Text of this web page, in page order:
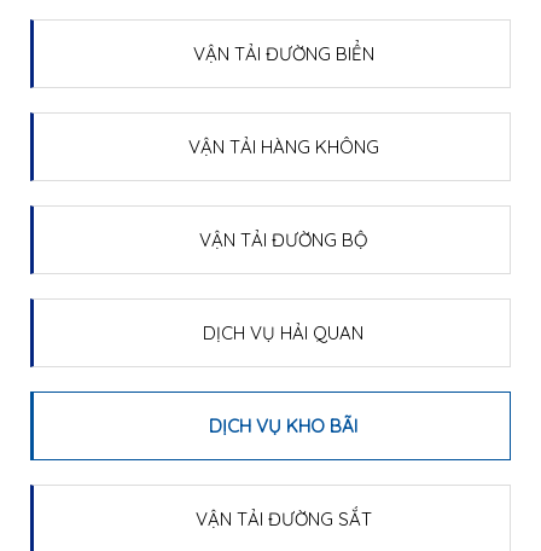
VẬN TẢI ĐƯỜNG BIỂN
VẬN TẢI HÀNG KHÔNG
VẬN TẢI ĐƯỜNG BỘ
DỊCH VỤ HẢI QUAN
DỊCH VỤ KHO BÃI
VẬN TẢI ĐƯỜNG SẮT